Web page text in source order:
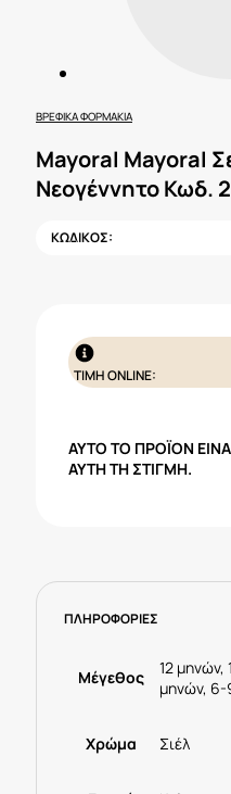
ΒΡΕΦΙΚΆ ΦΟΡΜΆΚΙΑ
Mayoral Mayoral
Νεογέννητο Κωδ.
ΚΩΔΙΚΟΣ:
ΤΙΜΗ ONLINE:
ΑΥΤΌ ΤΟ ΠΡΟΪΌΝ
ΑΥΤΉ ΤΗ ΣΤΙΓΜΉ.
ΠΛΗΡΟΦΟΡΙΕΣ
Μέγεθος
12 μηνών,
μηνών,
Χρώμα Σιέλ